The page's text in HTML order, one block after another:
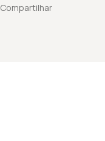
Compartilhar